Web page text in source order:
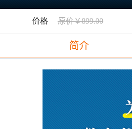
价格 原价￥899.00
简介